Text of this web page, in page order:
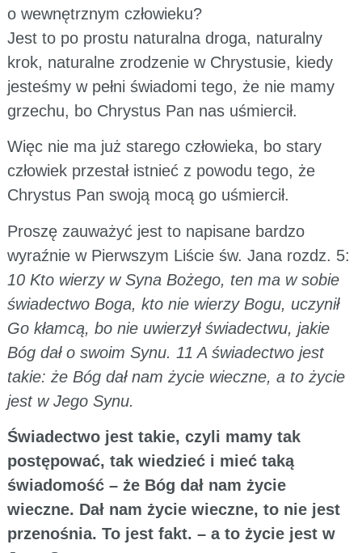
o wewnętrznym człowieku?
Jest to po prostu naturalna droga, naturalny
krok, naturalne zrodzenie w Chrystusie, kiedy
jesteśmy w pełni świadomi tego, że nie mamy
grzechu, bo Chrystus Pan nas uśmiercił.
Więc nie ma już starego człowieka, bo stary
człowiek przestał istnieć z powodu tego, że
Chrystus Pan swoją mocą go uśmiercił.
Proszę zauważyć jest to napisane bardzo
wyraźnie w Pierwszym Liście św. Jana rozdz. 5:
10 Kto wierzy w Syna Bożego, ten ma w sobie
świadectwo Boga, kto nie wierzy Bogu, uczynił
Go kłamcą, bo nie uwierzył świadectwu, jakie
Bóg dał o swoim Synu. 11 A świadectwo jest
takie: że Bóg dał nam życie wieczne, a to życie
jest w Jego Synu.
Świadectwo jest takie, czyli mamy tak
postępować, tak wiedzieć i mieć taką
świadomość – że Bóg dał nam życie
wieczne. Dał nam życie wieczne, to nie jest
przenośnia. To jest fakt. – a to życie jest w